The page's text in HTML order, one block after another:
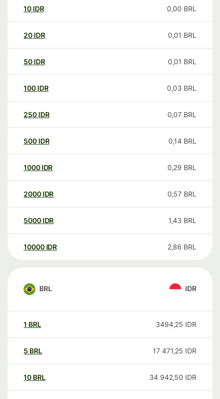
10 IDR 0,00 BRL
20 IDR 0,01 BRL
50 IDR 0,01 BRL
100 IDR 0,03 BRL
250 IDR 0,07 BRL
500 IDR 0,14 BRL
1000 IDR 0,29 BRL
2000 IDR 0,57 BRL
5000 IDR 1,43 BRL
10000 IDR 2,86 BRL
BRL IDR
1 BRL 3494,25 IDR
5 BRL 17 471,25 IDR
10 BRL 34 942,50 IDR